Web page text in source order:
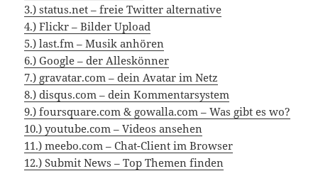
3.) status.net – freie Twitter alternative
4.) Flickr – Bilder Upload
5.) last.fm – Musik anhören
6.) Google – der Alleskönner
7.) gravatar.com – dein Avatar im Netz
8.) disqus.com – dein Kommentarsystem
9.) foursquare.com & gowalla.com – Was gibt es wo?
10.) youtube.com – Videos ansehen
11.) meebo.com – Chat-Client im Browser
12.) Submit News – Top Themen finden